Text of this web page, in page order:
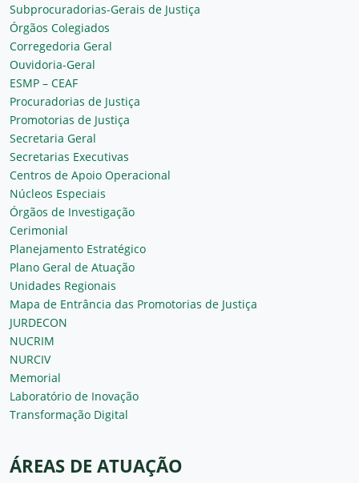
Subprocuradorias-Gerais de Justiça
Órgãos Colegiados
Corregedoria Geral
Ouvidoria-Geral
ESMP – CEAF
Procuradorias de Justiça
Promotorias de Justiça
Secretaria Geral
Secretarias Executivas
Centros de Apoio Operacional
Núcleos Especiais
Órgãos de Investigação
Cerimonial
Planejamento Estratégico
Plano Geral de Atuação
Unidades Regionais
Mapa de Entrância das Promotorias de Justiça
JURDECON
NUCRIM
NURCIV
Memorial
Laboratório de Inovação
Transformação Digital
ÁREAS DE ATUAÇÃO